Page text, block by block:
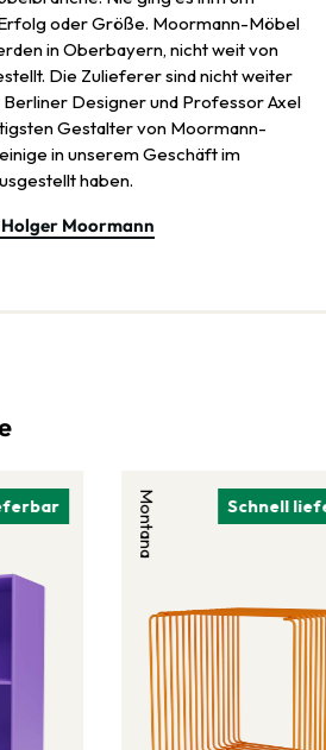
oder Größe. Moormann-Möbel
in Oberbayern, nicht weit von
Die Zulieferer sind nicht weiter
Designer und Professor Axel
Gestalter von Moormann-
in unserem Geschäft im
haben.
Moormann
Schnell
Montana